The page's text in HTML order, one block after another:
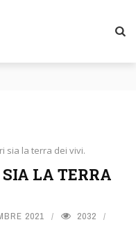
purché si mangi
sia la terra dei vivi.
LA TERRA
2021
2032